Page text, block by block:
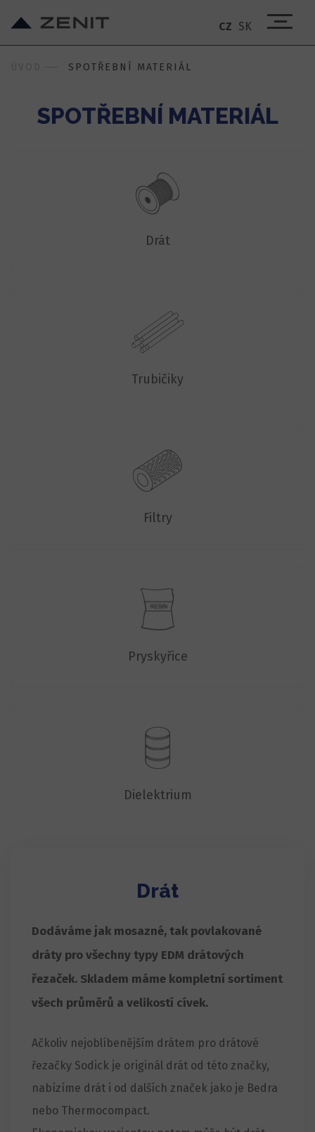
CZ SK
SPOTŘEBNÍ MATERIÁL
SPOTŘEBNÍ MATERIÁL
Drát
Trubičiky
Filtry
Pryskyřice
Dielektrium
Drát
Dodáváme jak mosazné, tak povlakované
dráty pro všechny typy EDM drátových
řezaček. Skladem máme kompletní sortiment
všech průměrů a velikostí cívek.
Ačkoliv nejoblíbenějším drátem pro drátové
řezačky Sodick je originál drát od této značky,
nabízíme drát i od dalších značek jako je Bedra
nebo Thermocompact.